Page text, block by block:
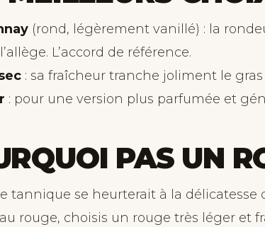
(rond, légèrement vanillé) : la
L’accord de référence.
: sa fraîcheur tranche joliment le gras
: pour une version plus parfumée et
PAS UN
tannique se heurterait à la délicatesse
rouge, choisis un rouge très léger et